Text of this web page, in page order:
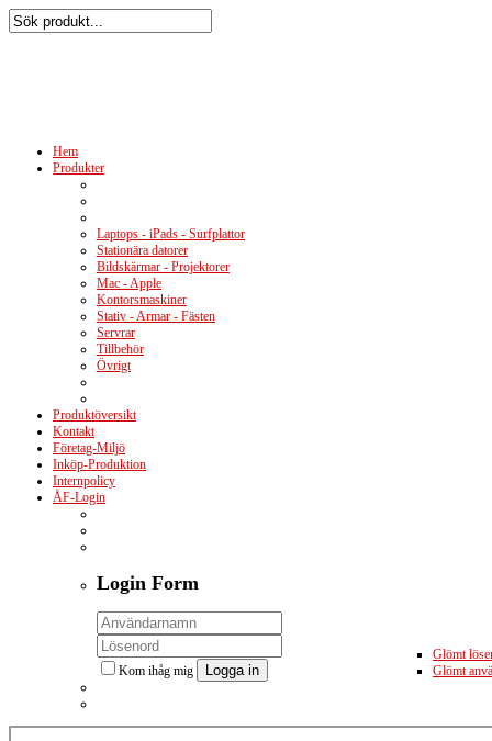
Hem
Produkter
Laptops - iPads - Surfplattor
Stationära datorer
Bildskärmar - Projektorer
Mac - Apple
Kontorsmaskiner
Stativ - Armar - Fästen
Servrar
Tillbehör
Övrigt
Produktöversikt
Kontakt
Företag-Miljö
Inköp-Produktion
Internpolicy
ÅF-Login
Login Form
Kom ihåg mig Logga in
Glömt
Glömt